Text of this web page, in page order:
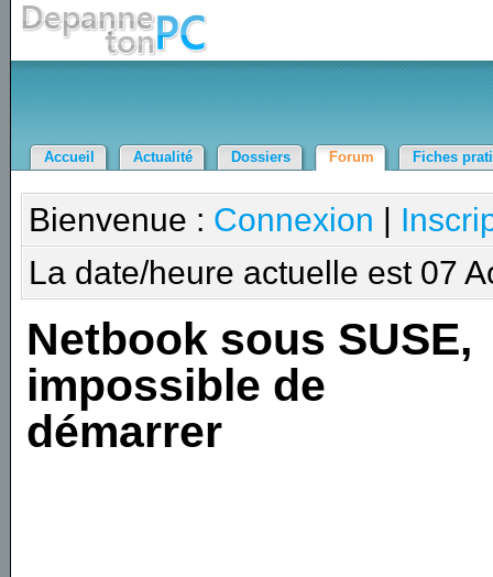
Accueil Actualité Dossiers Forum Fiches
Bienvenue : Connexion |
La date/heure actuelle est 07
Netbook sous SUSE,
impossible de
démarrer